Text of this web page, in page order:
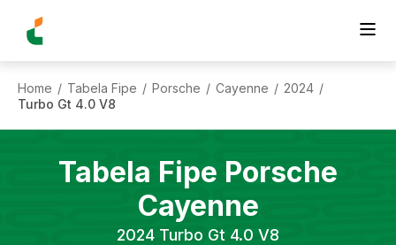
Home / Tabela Fipe / Porsche / Cayenne / 2024 /
Turbo Gt 4.0 V8
Tabela Fipe Porsche
Cayenne
2024 Turbo Gt 4.0 V8